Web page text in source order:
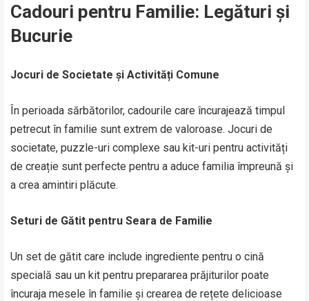
Cadouri pentru Familie: Legături și
Bucurie
Jocuri de Societate și Activități Comune
În perioada sărbătorilor, cadourile care încurajează timpul
petrecut în familie sunt extrem de valoroase. Jocuri de
societate, puzzle-uri complexe sau kit-uri pentru activități
de creație sunt perfecte pentru a aduce familia împreună și
a crea amintiri plăcute.
Seturi de Gătit pentru Seara de Familie
Un set de gătit care include ingrediente pentru o cină
specială sau un kit pentru prepararea prăjiturilor poate
încuraja mesele în familie și crearea de rețete delicioase